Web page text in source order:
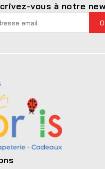
vous à notre